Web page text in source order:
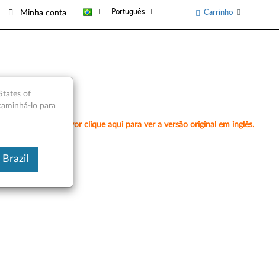
Minha conta Português Carrinho
por favor clique aqui para ver a versão original em inglês.
of
lo para